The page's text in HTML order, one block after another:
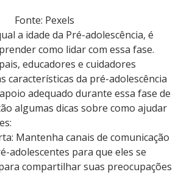
Fonte: Pexels
a idade da Pré-adolescência, é
como lidar com essa fase.
educadores e cuidadores
características da pré-adolescência
adequado durante essa fase de
algumas dicas sobre como ajudar
Mantenha canais de comunicação
adolescentes para que eles se
compartilhar suas preocupações